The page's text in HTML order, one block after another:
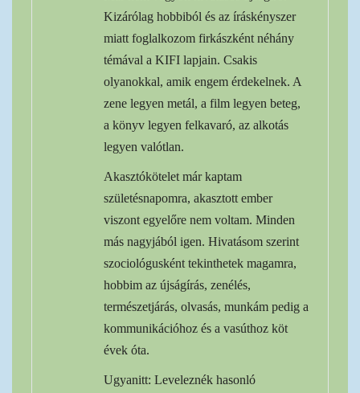
Kizárólag hobbiból és az íráskényszer
miatt foglalkozom firkászként néhány
témával a KIFI lapjain. Csakis
olyanokkal, amik engem érdekelnek. A
zene legyen metál, a film legyen beteg,
a könyv legyen felkavaró, az alkotás
legyen valótlan.
Akasztókötelet már kaptam
születésnapomra, akasztott ember
viszont egyelőre nem voltam. Minden
más nagyjából igen. Hivatásom szerint
szociológusként tekinthetek magamra,
hobbim az újságírás, zenélés,
természetjárás, olvasás, munkám pedig a
kommunikációhoz és a vasúthoz köt
évek óta.
Ugyanitt: Leveleznék hasonló